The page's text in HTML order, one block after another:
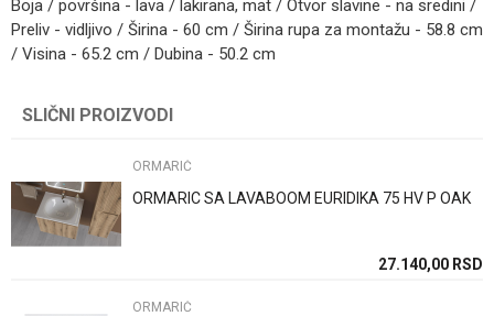
Boja / površina - lava / lakirana, mat / Otvor slavine - na sredini /
Preliv - vidljivo / Širina - 60 cm / Širina rupa za montažu - 58.8 cm
/ Visina - 65.2 cm / Dubina - 50.2 cm
Poruka
Brend
Način ugradnje/Tip
Boja
Zemlja proizvodnje
SLIČNI PROIZVODI
ORMARIĆ
ORMARIC SA LAVABOOM EURIDIKA 75 HV P OAK
27.140,00 RSD
ORMARIĆ